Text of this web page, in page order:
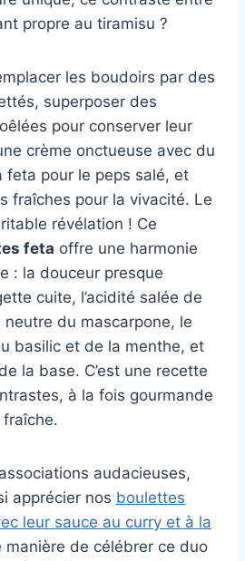
propre au tiramisu ?
les boudoirs par des
superposer des
pour conserver leur
crème onctueuse avec du
feta pour le peps salé, et
fraîches pour la vivacité. Le
révélation ! Ce
feta offre une harmonie
: la douceur presque
cuite, l’acidité salée de
du mascarpone, le
basilic et de la menthe, et
la base. C’est une recette
à la fois gourmande
audacieuses,
apprécier nos boulettes
leur sauce au curry et à la
manière de célébrer ce duo